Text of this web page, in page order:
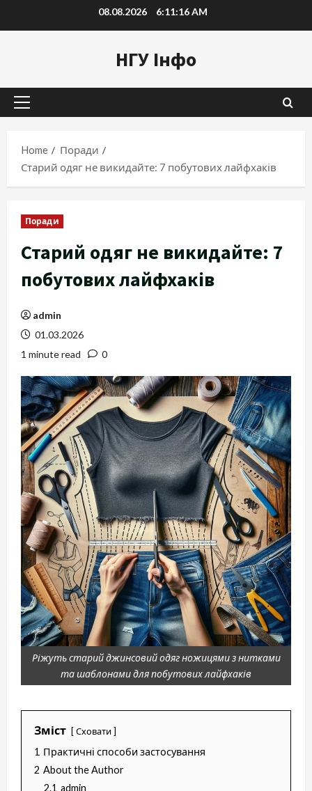
to
08.08.2026 6:11:17 AM
НГУ Інфо
Primary
Home
Поради
Старий одяг не викидайте: 7 побутових лайфхаків
Поради
Старий одяг не викидайте: 7
побутових лайфхаків
admin
01.03.2026
1 minute read
0
Ріжуть старий джинсовий одяг ножицями з нитками
та шаблонами для побутових лайфхаків
Зміст Сховати
1 Практичні способи застосування
2 About the Author
2.1 admin